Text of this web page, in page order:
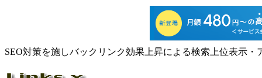
SEO対策を施しバックリンク効果上昇による検索上位表示